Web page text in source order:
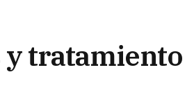
y tratamiento